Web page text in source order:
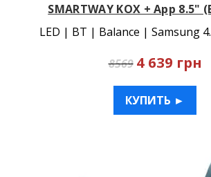
SMARTWAY KOX + App 8.5"
LED | BT | Balance | Samsung
8569 4 639 грн
КУПИТЬ ►